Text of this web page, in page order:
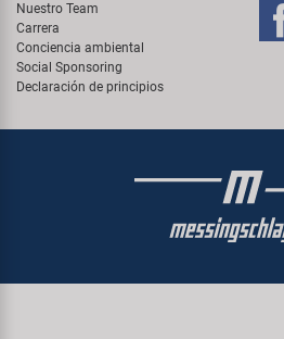
Nuestro Team
Carrera
Conciencia ambiental
Social Sponsoring
Declaración de principios